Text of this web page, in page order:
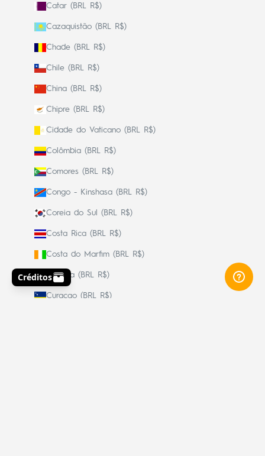
Catar (BRL R$)
Cazaquistão (BRL R$)
Chade (BRL R$)
Chile (BRL R$)
China (BRL R$)
Chipre (BRL R$)
Cidade do Vaticano (BRL R$)
Colômbia (BRL R$)
Comores (BRL R$)
Congo - Kinshasa (BRL R$)
Coreia do Sul (BRL R$)
Costa Rica (BRL R$)
Costa do Marfim (BRL R$)
Croácia (BRL R$)
Curaçao (BRL R$)